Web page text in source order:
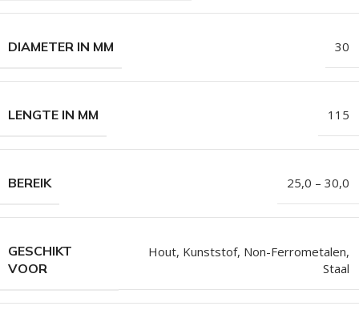
DIAMETER IN MM 30
LENGTE IN MM 115
BEREIK 25,0 – 30,0
GESCHIKT
VOOR
Hout, Kunststof, Non-Ferrometalen,
Staal